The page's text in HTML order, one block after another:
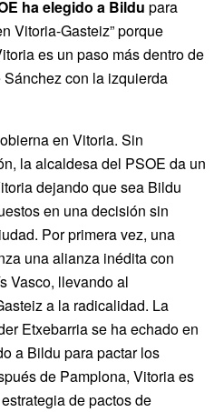
ha elegido a Bildu para
Vitoria-Gasteiz” porque
es un paso más dentro de
con la izquierda
en Vitoria. Sin
la alcaldesa del PSOE da un
dejando que sea Bildu
en una decisión sin
Por primera vez, una
una alianza inédita con
Vasco, llevando al
a la radicalidad. La
Etxebarria se ha echado en
a Bildu para pactar los
de Pamplona, Vitoria es
de pactos de